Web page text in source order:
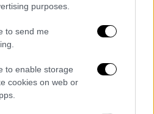
purposes.
to send me
to enable storage
cookies on web or
και πάλι τις
Στις αρχές του
σε κατ’
σ’ ένα από τα δύο